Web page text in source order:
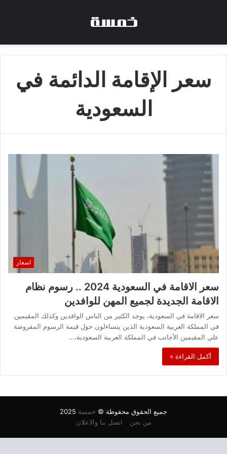
سعر الإقامة الدائمة في
السعودية
اسعار
سعر الاقامة في السعودية 2024 .. رسوم نظام
الاقامة الجديدة لجميع المهن للوافدين
سعر الاقامة في السعودية، يوجد الكثير من الناس الوافدين وكذلك المقيمين
في المملكة العربية السعودية الذين يتساءلون حول قيمة الرسوم المفروضة
علي المقيمين الأجانب في المملكة العربية السعودية،…
أكمل القراءة »
جميع الحقوق محفوظة © خمسة
من نحن
اتصل بنا والاعلان